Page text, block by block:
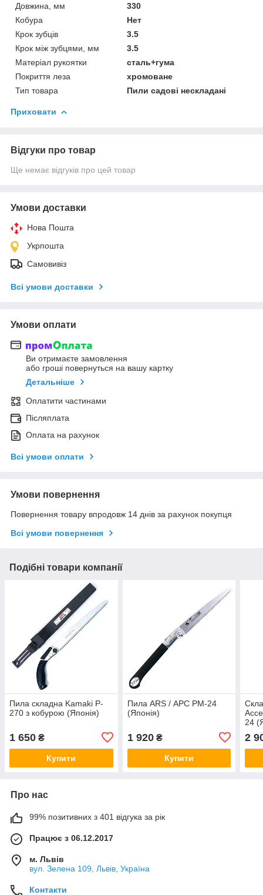
Довжина, мм
330
Кобура
Нет
Крок зубців
3.5
Крок між зубцями, мм
3.5
Матеріал рукоятки
сталь+гума
Покриття леза
хромоване
Тип товара
Пили садові нескладані
Приховати
Відгуки про товар
Ще немає відгуків про цей товар
Умови доставки
Нова Пошта
Укрпошта
Самовивіз
Всі умови доставки
Умови оплати
Ви отримаєте замовлення
або гроші повернуться на вашу картку
Детальніше
Оплатити частинами
Післяплата
Оплата на рахунок
Всі умови оплати
Умови повернення
Повернення товару впродовж 14 днів за рахунок покупця
Всі умови повернення
Подібні товари компанії
Пила складна Kamaki P-
270 з кобурою (Японія)
1 650 ₴
Купити
Пила ARS / АРС PM-24
(Японія)
1 920₴
Купити
24
2
Про нас
99% позитивних з 401 відгука за рік
Працює з 06.12.2017
м. Львів
вул. Зелена 109, Львів, Україна
Контакти